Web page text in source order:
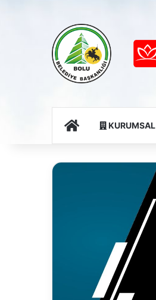
Ana SayfaKURUMSAL